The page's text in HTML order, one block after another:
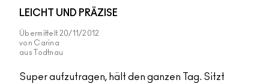
LEICHT UND PRÄZISE
Übermittelt 20/11/2012
von Carina
aus
Todtnau
Super aufzutragen, hält den ganzen Tag. Sitzt